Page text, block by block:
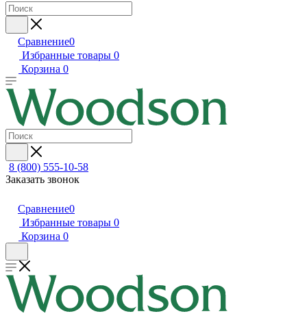
Сравнение0
Избранные товары 0
Корзина 0
8 (800) 555-10-58
Заказать звонок
Сравнение0
Избранные товары 0
Корзина 0